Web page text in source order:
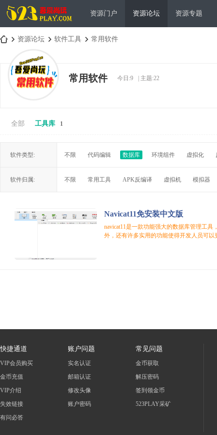
资源门户 资源论坛 资源专题
资源论坛
›
软件工具
›
常用软件
常用软件 今日:9 主题:22
全部 工具库 1
软件类型: 不限 代码编辑 数据库 环境组件 虚拟化
软件归属: 不限 常用工具 APK反编译 虚拟机 模拟器
Navicat11免安装中文版
navicat11是一款功能强大的数据库管理工
外，还有许多实用的功能使得开发人员可
快捷通道
VIP会员购买
金币充值
VIP介绍
失效链接
有问必答
账户问题
实名认证
邮箱认证
修改头像
账户密码
常见问题
金币获取
解压密码
签到领金币
523PLAY采矿